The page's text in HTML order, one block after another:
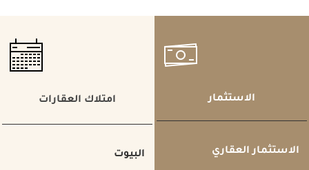
الاستثمار
الاستثمار العقاري
امتلاك العقارات
البيوت